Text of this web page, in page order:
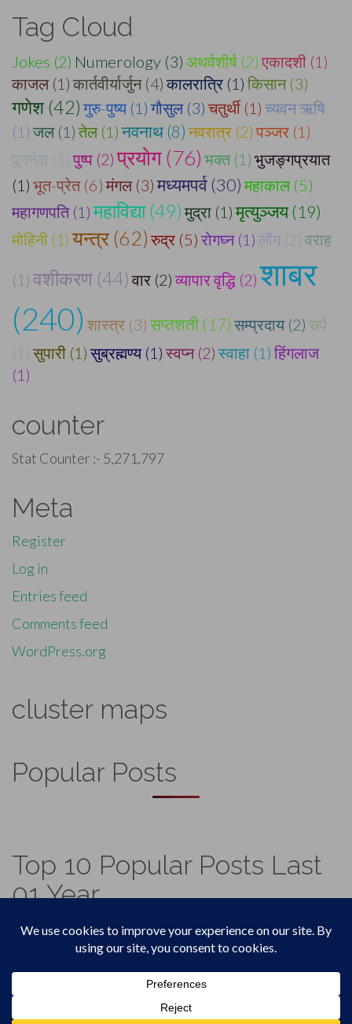
Tag Cloud
Jokes (2) Numerology (3) अथर्वशीर्ष (2) एकादशी (1)
काजल (1) कार्तवीर्यार्जुन (4) कालरात्रि (1) किसान (3)
गणेश (42) गुरु-पुष्य (1) गौसुल (3) चतुर्थी (1) च्यवन ऋषि
(1) जल (1) तेल (1) नवनाथ (8) नवरात्र (2) पञ्जर (1)
पुनर्नवा (1) पुष्प (2) प्रयोग (76) भक्त (1) भुजङ्गप्रयात
(1) भूत-प्रेत (6) मंगल (3) मध्यमपर्व (30) महाकाल (5)
महागणपति (1) महाविद्या (49) मुद्रा (1) मृत्युञ्जय (19)
मोहिनी (1) यन्त्र (62) रुद्र (5) रोगघ्न (1) लौंग (2) वराह
(1) वशीकरण (44) वार (2) व्यापार वृद्धि (2) शाबर
(240) शास्त्र (3) सप्तशती (17) सम्प्रदाय (2) सर्प
(1) सुपारी (1) सुब्रह्मण्य (1) स्वप्न (2) स्वाहा (1) हिंगलाज
(1)
counter
Stat Counter :- 5,271,797
Meta
Register
Log in
Entries feed
Comments feed
WordPress.org
cluster maps
Popular Posts
Top 10 Popular Posts Last
01 Year
Footer
Menu
Top Home
Vadicjagat.Theme by